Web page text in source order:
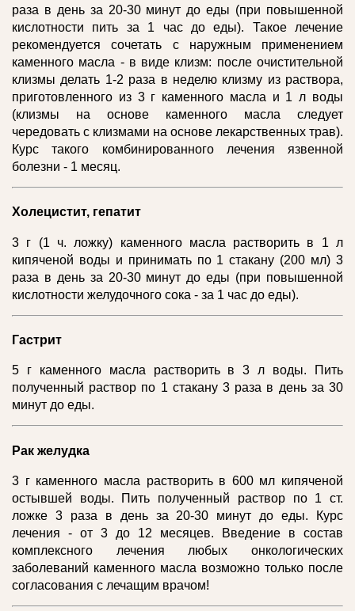
раза в день за 20-30 минут до еды (при повышенной
кислотности пить за 1 час до еды). Такое лечение
рекомендуется сочетать с наружным применением
каменного масла - в виде клизм: после очистительной
клизмы делать 1-2 раза в неделю клизму из раствора,
приготовленного из 3 г каменного масла и 1 л воды
(клизмы на основе каменного масла следует
чередовать с клизмами на основе лекарственных трав).
Курс такого комбинированного лечения язвенной
болезни - 1 месяц.
Холецистит, гепатит
3 г (1 ч. ложку) каменного масла растворить в 1 л
кипяченой воды и принимать по 1 стакану (200 мл) 3
раза в день за 20-30 минут до еды (при повышенной
кислотности желудочного сока - за 1 час до еды).
Гастрит
5 г каменного масла растворить в 3 л воды. Пить
полученный раствор по 1 стакану 3 раза в день за 30
минут до еды.
Рак желудка
3 г каменного масла растворить в 600 мл кипяченой
остывшей воды. Пить полученный раствор по 1 ст.
ложке 3 раза в день за 20-30 минут до еды. Курс
лечения - от 3 до 12 месяцев. Введение в состав
комплексного лечения любых онкологических
заболеваний каменного масла возможно только после
согласования с лечащим врачом!